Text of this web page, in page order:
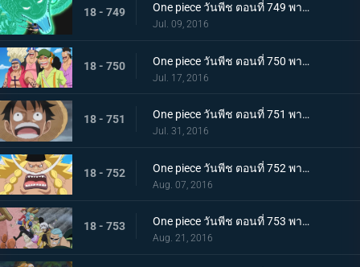
18 - 749 One piece วันพีช ตอนที่ 749 พากย์ไทย ปะดาบเลือดเดือด! ลอว์ โซโล มาถึงแล้ว!
Jul. 09, 2016
18 - 750 One piece วันพีช ตอนที่ 750 พากย์ไทย เข้าตาจน! ลูฟี่สุดขีดการต่อสู้ที่ร้อนระอุ!
Jul. 17, 2016
18 - 751 One piece วันพีช ตอนที่ 751 พากย์ไทย การผจญภัยครั้งใหม่ถึงแล้ว โซ เกาะลึกลับ!
Jul. 31, 2016
18 - 752 One piece วันพีช ตอนที่ 752 พากย์ไทย เจ็ดเทพโจรสลัดคนใหม่! ลูกชายของหนวดขาวในตำนานปรากฏตัว!
Aug. 07, 2016
18 - 753 One piece วันพีช ตอนที่ 753 พากย์ไทย ไฟระห่ำท้าตาย! การผจญภัยครั้งใหญ่บนหลังช้างยักษ์!
Aug. 21, 2016